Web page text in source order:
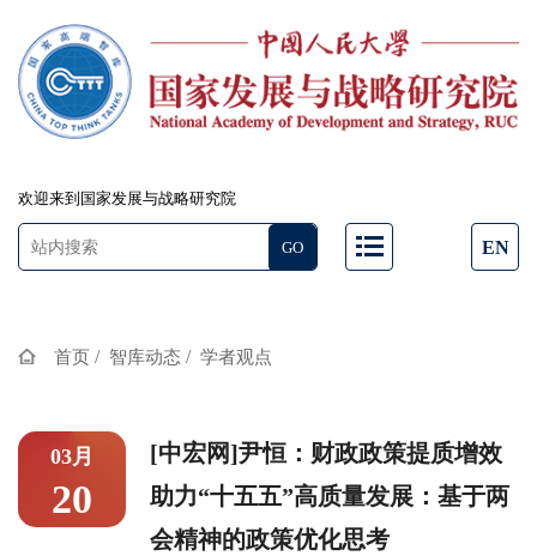
欢迎来到国家发展与战略研究院
EN
首页 / 智库动态 / 学者观点
03月
20
[中宏网]尹恒：财政政策提质增效
助力“十五五”高质量发展：基于两
会精神的政策优化思考